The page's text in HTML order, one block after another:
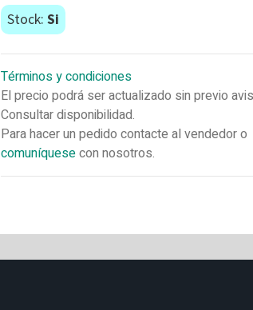
Stock: Si
Términos y condiciones
El precio podrá ser actualizado sin previo
Consultar disponibilidad.
Para hacer un pedido contacte al vendedor o
comuníquesecon nosotros.